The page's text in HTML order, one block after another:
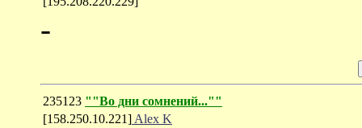
-
235123 ""Во дни сомнений...""
[158.250.10.221] Alex K